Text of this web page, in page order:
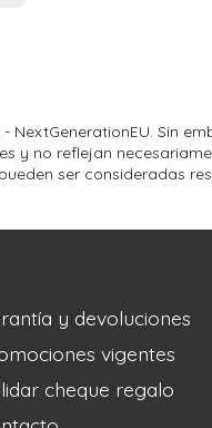
NextGenerationEU. Sin
y no reflejan
ser consideradas
y devoluciones
vigentes
cheque regalo